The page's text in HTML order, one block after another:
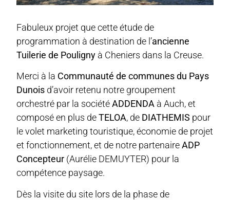
Fabuleux projet que cette étude de
programmation à destination de l’ancienne
Tuilerie de Pouligny à Cheniers dans la Creuse.
Merci à la Communauté de communes du Pays
Dunois d’avoir retenu notre groupement
orchestré par la sociétéADDENDA à Auch, et
composé en plus deTELOA, de DIATHEMIS pour
le volet marketing touristique, économie de projet
et fonctionnement, et de notre partenaireADP
Concepteur (Aurélie DEMUYTER) pour la
compétence paysage.
Dès la visite du site lors de la phase de